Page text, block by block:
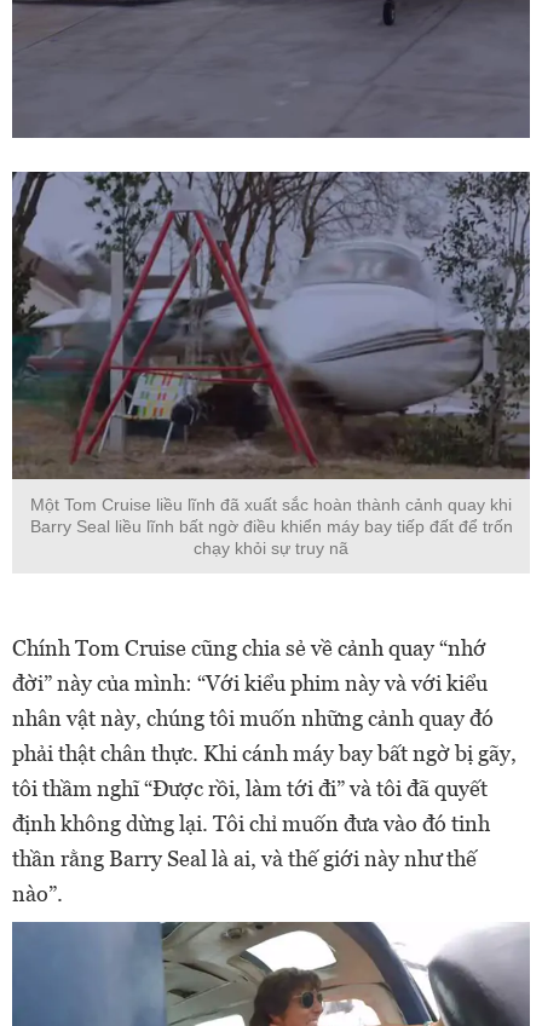
Một Tom Cruise liều lĩnh đã xuất sắc hoàn thành cảnh quay khi
Barry Seal liều lĩnh bất ngờ điều khiển máy bay tiếp đất để trốn
chạy khỏi sự truy nã
Chính Tom Cruise cũng chia sẻ về cảnh quay “nhớ
đời” này của mình: “Với kiểu phim này và với kiểu
nhân vật này, chúng tôi muốn những cảnh quay đó
phải thật chân thực. Khi cánh máy bay bất ngờ bị gãy,
tôi thầm nghĩ “Được rồi, làm tới đi” và tôi đã quyết
định không dừng lại. Tôi chỉ muốn đưa vào đó tinh
thần rằng Barry Seal là ai, và thế giới này như thế
nào”.